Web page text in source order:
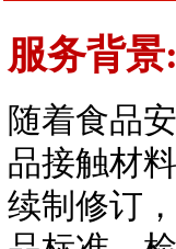
服务背景
随着食品
品接触材
续制修订